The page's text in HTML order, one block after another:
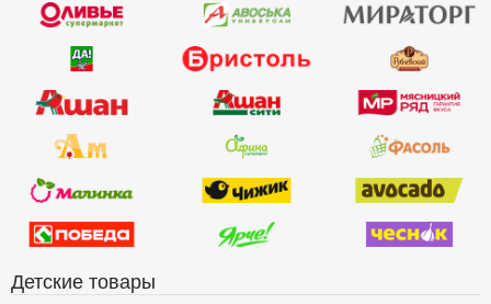
Детские товары